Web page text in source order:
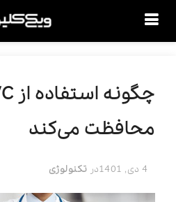
محافظت می‌کند
4 دی, 1401 در تکنولوژی